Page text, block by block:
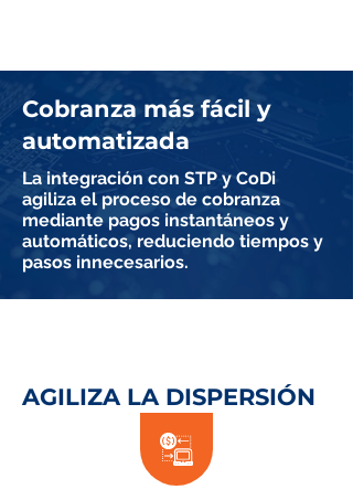
Cobranza más fácil y
automatizada
La integración con STP y CoDi
agiliza el proceso de cobranza
mediante pagos instantáneos y
automáticos, reduciendo tiempos y
pasos innecesarios.
AGILIZA LA DISPERSIÓN